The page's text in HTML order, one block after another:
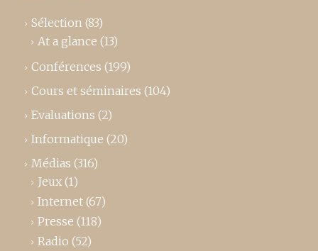
Sélection (83)
At a glance (13)
Conférences (199)
Cours et séminaires (104)
Evaluations (2)
Informatique (20)
Médias (316)
Jeux (1)
Internet (67)
Presse (118)
Radio (52)